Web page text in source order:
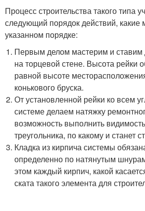
Процесс строительства такого типа
следующий порядок действий, какие
указанном порядке:
Первым делом мастерим и ставим
на торцевой стене. Высота рейки
равной высоте
конькового бруска.
От установленной рейки ко всем
системе делаем натяжку
возможность выполнить
треугольника, по какому и станет
Кладка из кирпича системы
определенно по натянутым
этом каждый кирпич, какой
ската такого элемента для